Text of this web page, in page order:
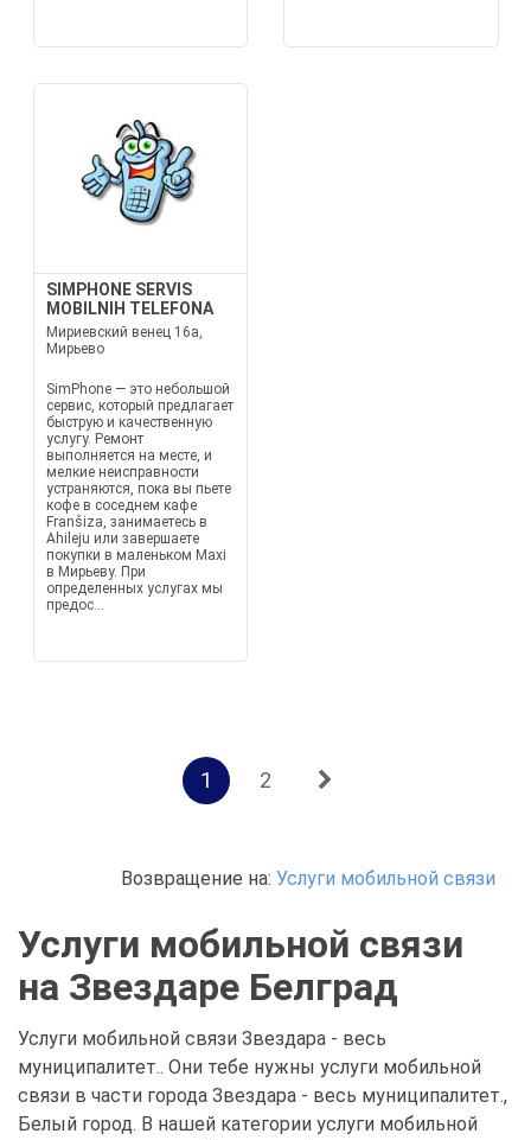
SIMPHONE SERVIS
MOBILNIH TELEFONA
Мириевский венец 16а,
Мирьево
SimPhone — это небольшой
сервис, который предлагает
быструю и качественную
услугу. Ремонт
выполняется на месте, и
мелкие неисправности
устраняются, пока вы пьете
кофе в соседнем кафе
Franšiza, занимаетесь в
Ahileju или завершаете
покупки в маленьком Maxi
в Мирьеву. При
определенных услугах мы
предос...
1 2
Возвращение на: Услуги мобильной связи
Услуги мобильной связи
на Звездаре Белград
Услуги мобильной связи Звездара - весь
муниципалитет.. Они тебе нужны услуги мобильной
связи в части города Звездара - весь муниципалитет.,
Белый город. В нашей категории услуги мобильной